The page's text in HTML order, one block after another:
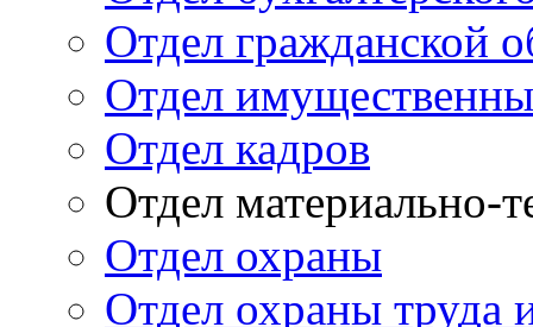
Отдел гражданской
Отдел
Отдел кадров
Отдел материально-
Отдел охраны
Отдел охраны труда